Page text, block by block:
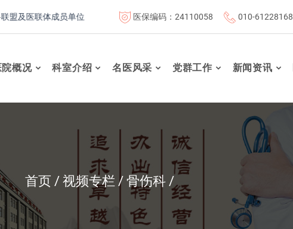
医联体成员单位 首都医科大学附属北京康复医院联体成员单位
医保编码：24110058 010-61228168
院概况 科室介绍 名医风采 党群工作 新闻资讯
首页 视频专栏 骨伤科